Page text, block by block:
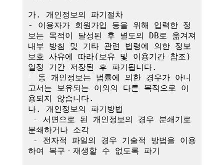
가. 개인정보의 파기절차
- 이용자가 회원가입 등을 위해 입력한 정
보는 목적이 달성된 후 별도의 DB로 옮겨져
내부 방침 및 기타 관련 법령에 의한 정보
보호 사유에 따라(보유 및 이용기간 참조)
일정 기간 저장된 후 파기됩니다.
- 동 개인정보는 법률에 의한 경우가 아니
고서는 보유되는 이외의 다른 목적으로 이
용되지 않습니다.
나. 개인정보의 파기방법
분쇄하거나 소각
하여 복구ㆍ재생할 수 없도록 파기